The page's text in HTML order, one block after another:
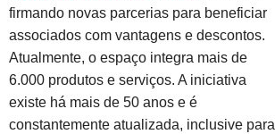
firmando novas parcerias para beneficiar
associados com vantagens e descontos.
Atualmente, o espaço integra mais de
6.000 produtos e serviços. A iniciativa
existe há mais de 50 anos e é
constantemente atualizada, inclusive para